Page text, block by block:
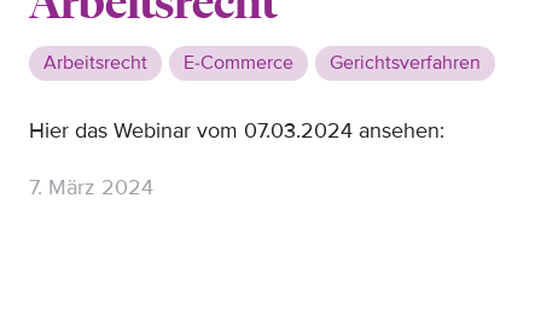
Arbeitsrecht E-Commerce Gerichtsverfahren
Hier das Webinar vom 07.03.2024 ansehen:
7. März 2024